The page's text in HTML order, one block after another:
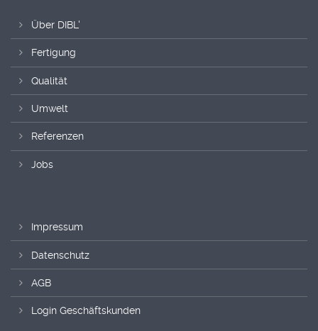
Über DIBL'
Fertigung
Qualität
Umwelt
Referenzen
Jobs
Impressum
Datenschutz
AGB
Login Geschäftskunden